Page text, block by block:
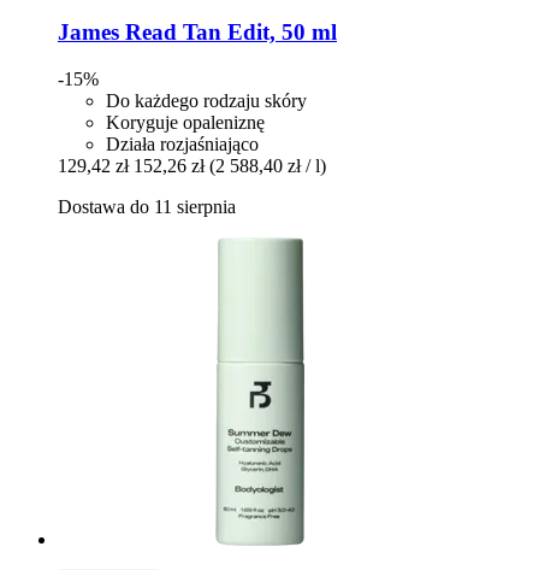
James Read Tan Edit, 50 ml
-15%
Do każdego rodzaju skóry
Koryguje opaleniznę
Działa rozjaśniająco
129,42 zł 152,26 zł (2 588,40 zł / l)
Dostawa do 11 sierpnia